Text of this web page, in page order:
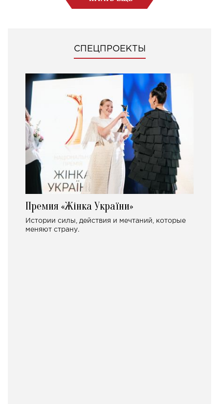
СПЕЦПРОЕКТЫ
Премия «Жінка України»
Истории силы, действия и мечтаний, которые
меняют страну.